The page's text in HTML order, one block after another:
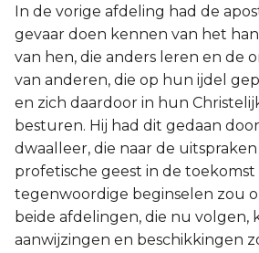
Prediker
Joël
Jona
Hábakuk
In de vorige afdeling had de
gevaar doen kennen van het
van hen, die anders leren en de
van anderen, die op hun ijdel
en zich daardoor in hun
besturen. Hij had dit gedaan
dwaalleer, die naar de
profetische geest in de toekomst
tegenwoordige beginselen zou
beide afdelingen, die nu volgen,
aanwijzingen en beschikkingen